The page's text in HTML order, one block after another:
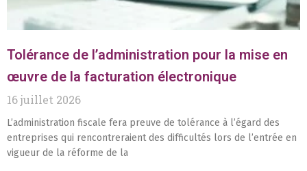
Tolérance de l’administration pour la mise en
œuvre de la facturation électronique
16 juillet 2026
L’administration fiscale fera preuve de tolérance à l’égard des
entreprises qui rencontreraient des difficultés lors de l’entrée en
vigueur de la réforme de la